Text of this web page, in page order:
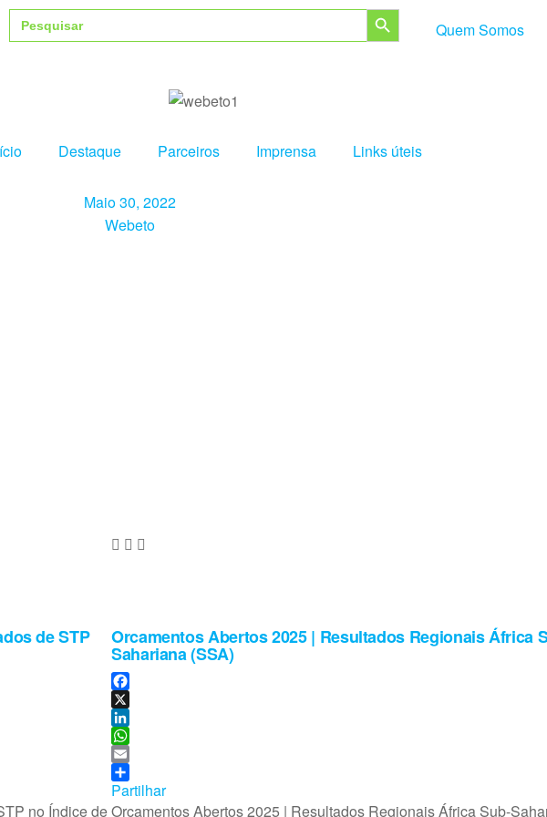
Search
for:
Search Button
Quem Somos
Destaque Parceiros Imprensa Links úteis
Maio 30, 2022
Webeto
de STP
no Índice de
Orcamentos Abertos 2025 | Resultados Regionais África
Sahariana (SSA)
F
a
c
e
b
o
o
X
L
i
n
k
e
W
h
a
t
E
m
a
Partilhar
Orcamentos Abertos 2025 | Resultados Regionais África Sub-